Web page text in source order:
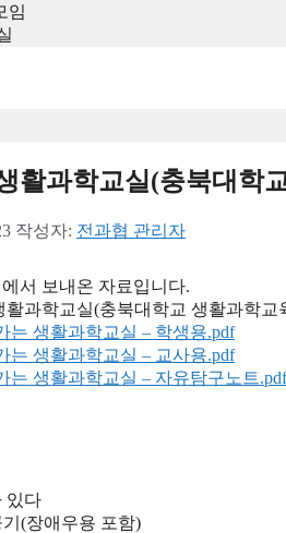
임
활과학교실(충북대학
작성자: 전과협 관리자
서 보내온 자료입니다.
활과학교실(충북대학교 생활과학교
는 생활과학교실 – 학생용.pdf
는 생활과학교실 – 교사용.pdf
는 생활과학교실 – 자유탐구노트.pdf
있다
(장애우용 포함)